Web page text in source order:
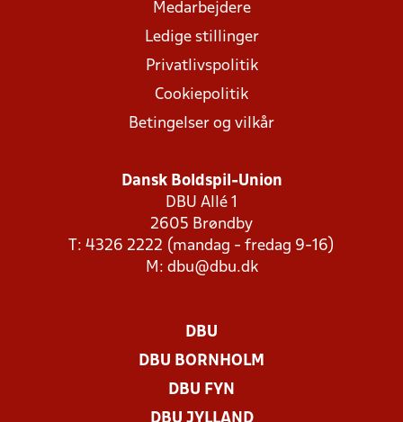
Medarbejdere
Ledige stillinger
Privatlivspolitik
Cookiepolitik
Betingelser og vilkår
Dansk Boldspil-Union
DBU Allé 1
2605 Brøndby
T: 4326 2222 (mandag - fredag 9-16)
M: dbu@dbu.dk
DBU
DBU BORNHOLM
DBU FYN